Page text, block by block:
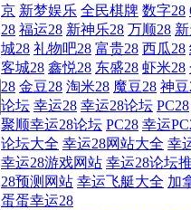
京 新梦娱乐 全民棋牌 数字28
28 福运28 新神乐28 万顺28
城28 礼物吧28 富贵28 西瓜28
客城28 鑫悦28 东盛28 虾米28
28 金豆28 淘米28 魔豆28 神豆
论坛 幸运28 幸运28论坛 PC28
聚顺幸运28论坛 PC28 幸运
论坛大全 幸运28网站大全 幸
幸运28游戏网站 幸运28论坛
28预测网站 幸运飞艇大全 加
蛋蛋幸运28